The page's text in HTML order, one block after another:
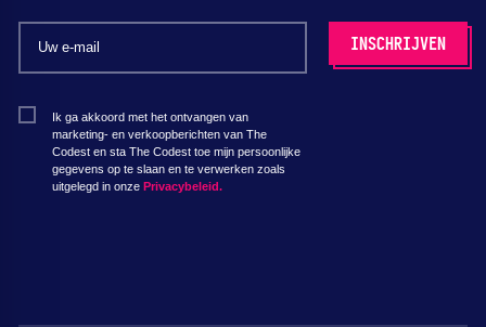
Ik ga akkoord met het ontvangen van
marketing- en verkoopberichten van The
Codest en sta The Codest toe mijn persoonlijke
gegevens op te slaan en te verwerken zoals
uitgelegd in onze Privacybeleid.